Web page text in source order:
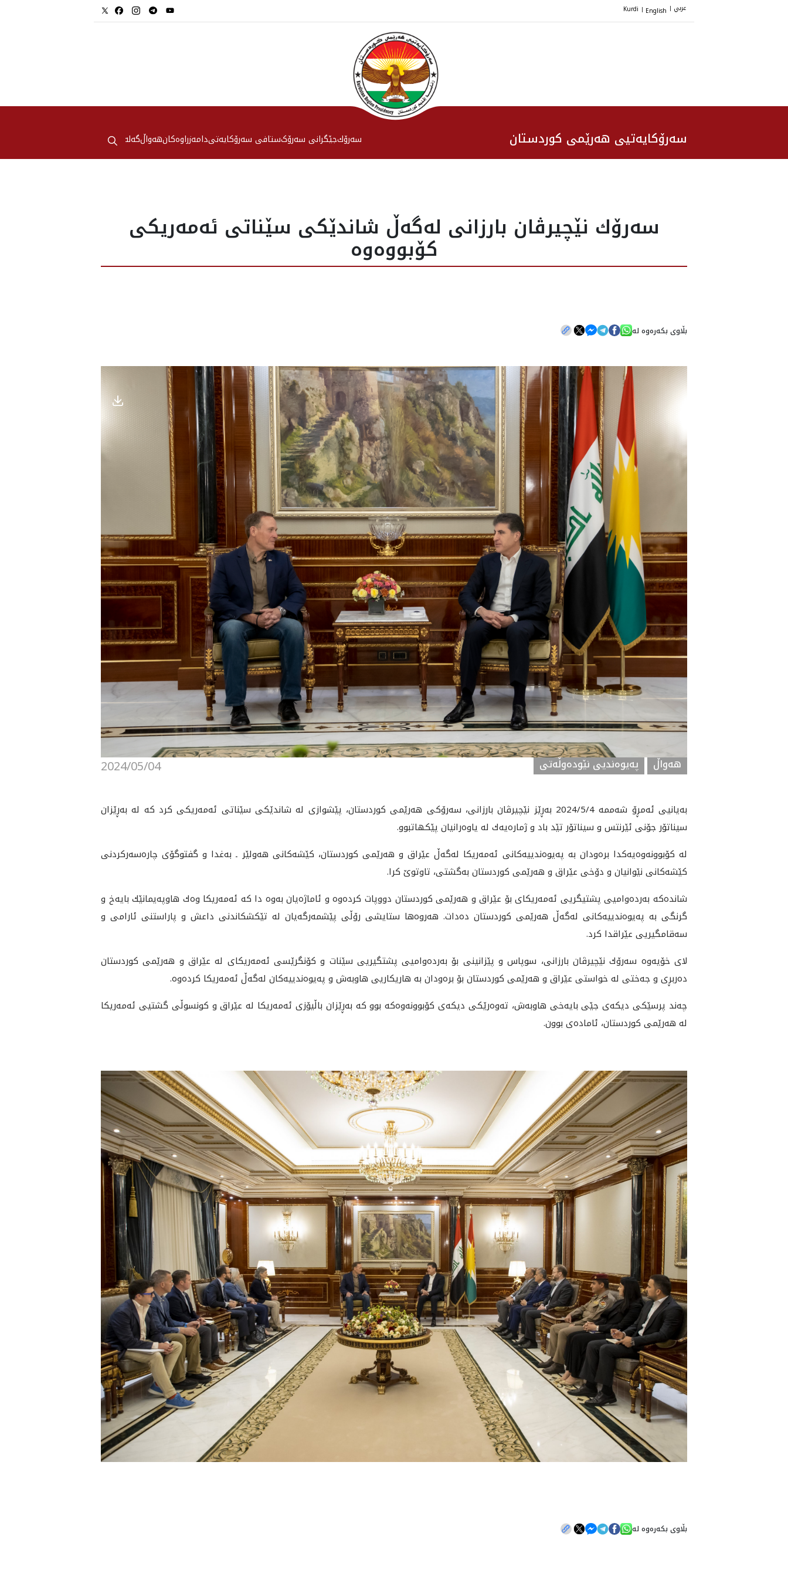
عربي |
English
|
Kurdi
سەرۆکایەتیی هەرێمی کوردستان سەرۆكجێگرانی سه‌رۆکستافی سەرۆکایەتیدامەزراوەکانهه‌واڵگەلەری
⚲
سه‌رۆك نێچيرڤان بارزانى له‌گه‌ڵ شاندێكى سێناتى ئه‌مه‌ريكى
كۆبووه‌وه‌
بڵاوی بکەرەوە لە
2024/05/04 هه‌واڵ په‌یوه‌ندیی نێوده‌وڵه‌تی
به‌يانيى ئه‌مڕۆ شه‌ممه‌ 2024/5/4 به‌ڕێز نێچيرڤان بارزانى، سه‌رۆكى هه‌رێمى كوردستان، پێشوازى له‌ شاندێكى سێناتى ئه‌مه‌ريكى كرد كه‌ له‌ به‌ڕێزان
سيناتۆر جۆنى ئێرنتس و سيناتۆر تێد با‌د و ژماره‌يه‌ك له‌ ياوه‌رانيان پێكهاتبوو.
له‌ كۆبوونه‌وه‌يه‌كدا بره‌ودان به‌ په‌يوه‌ندييه‌كانى ئه‌مه‌ريكا له‌گه‌ڵ عێراق و هه‌رێمى كوردستان، كێشه‌كانى هه‌ولێر ـ به‌غدا و گفتوگۆى چاره‌سه‌ركردنى
كێشه‌كانى نێوانيان و دۆخى عێراق و هه‌رێمى كوردستان به‌گشتى، تاوتوێ كرا.
شانده‌كه‌ به‌رده‌واميى پشتيگريى ئه‌مه‌ريكاى بۆ عێراق و هه‌رێمى كوردستان دووپات كرده‌وه‌ و ئاماژه‌يان به‌وه‌ دا كه‌ ئه‌مه‌ريكا وه‌ك هاوپه‌يمانێك بايه‌خ و
گرنگى به‌ په‌يوه‌ندييه‌كانى له‌گه‌ڵ هه‌رێمى كوردستان ده‌دات. هه‌روه‌ها ستايشى رۆڵى پێشمه‌رگه‌يان له‌ تێكشكاندنى داعش و پاراستنى ئارامى و
سه‌قامگيريى عێراقدا كرد.
لاى خۆيه‌وه‌ سه‌رۆك نێچيرڤان بارزانى، سوپاس و پێزانينى بۆ به‌رده‌واميى پشتگيريى سێنات و كۆنگرێسى ئه‌مه‌ريكاى له‌ عێراق و هه‌رێمى كوردستان
ده‌ربڕى و جه‌ختى له‌ خواستى عێراق و هه‌رێمى كوردستان بۆ بره‌ودان به‌ هاريكاريى هاوبه‌ش و په‌يوه‌ندييه‌كان له‌گه‌ڵ ئه‌مه‌ريكا كرده‌وه‌.
چه‌ند پرسێكى ديكه‌ى جێى بايه‌خى هاوبه‌ش، ته‌وه‌رێكى ديكه‌ى كۆبوونه‌وه‌كه‌ بوو كه‌ به‌ڕێزان باڵيۆزى ئه‌مه‌ريكا له‌ عێراق و كونسوڵى گشتيى ئه‌مه‌ريكا
له‌ هه‌رێمى كوردستان، ئاماده‌ى بوون.
بڵاوی بکەرەوە لە